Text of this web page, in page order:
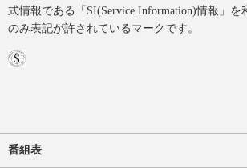
式情報である「SI(Service Information)情報」を
のみ表記が許されているマークです。
番組表